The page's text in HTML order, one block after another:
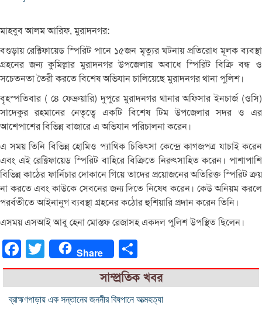
মাহবুব আলম আরিফ, মুরাদনগর:
বগুড়ায় রেক্টিফায়েড স্পিরিট পানে ১৫জন মৃত্যুর ঘটনায় প্রতিরোধ মূলক ব্যবস্থা
গ্রহনের জন্য কুমিল্লার মুরাদনগর উপজেলায় অবাধে স্পিরিট বিক্রি বন্ধ ও
সচেতনতা তৈরী করতে বিশেষ অভিযান চালিয়েছে মুরাদনগর থানা পুলিশ।
বৃহস্পতিবার ( ৪ে ফেব্রুয়ারি) দুপুরে মুরাদনগর থানার অফিসার ইনচার্জ (ওসি)
সাদেকুর রহমানের নেতৃত্বে একটি বিশেষ টিম উপজেলার সদর ও এর
আশেপাশের বিভিন্ন বাজারে এ অভিযান পরিচালনা করেন।
এ সময় তিনি বিভিন্ন হোমিও প্যাথিক চিকিৎসা কেন্দ্রে কাগজপত্র যাচাই করেন
এবং এই রেক্টিফায়েড স্পিরিট বাহিরে বিক্রিতে নিরুৎসাহিত করেন। পাশাপাশি
বিভিন্ন কাঠের ফার্নিচার দোকানে গিয়ে তাদের প্রয়োজনের অতিরিক্ত স্পিরিট ক্রয়
না করতে এবং কাউকে সেবনের জন্য দিতে নিষেধ করেন। কেউ অনিয়ম করলে
পরর্বতীতে আইনানুগ ব্যবস্থা গ্রহনের কঠোর হুশিয়ারি প্রদান করেন তিনি।
এসময় এসআই আবু হেনা মোস্তফ রেজাসহ একদল পুলিশ উপস্থিত ছিলেন।
FacebookTwitter Share
সাম্প্রতিক খবর
ব্রাহ্মণপাড়ায় এক সন্তানের জননীর বিষপানে আত্মহত্যা